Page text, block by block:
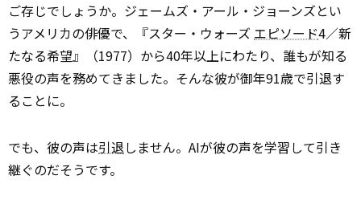
ご存じでしょうか。ジェームズ・アール・ジョーンズとい
うアメリカの俳優で、『スター・ウォーズ エピソード4／新
たなる希望』（1977）から40年以上にわたり、誰もが知る
悪役の声を務めてきました。そんな彼が御年91歳で引退す
ることに。
でも、彼の声は引退しません。AIが彼の声を学習して引き
継ぐのだそうです。